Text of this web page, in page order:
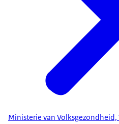
Ministerie van